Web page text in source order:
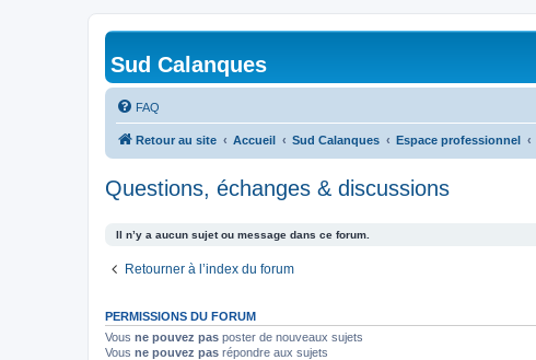
Sud Calanques
FAQ
Retour au site Accueil Sud Calanques Espace professionnel
Questions, échanges & discussions
Il n’y a aucun sujet ou message dans ce forum.
Retourner à l’index du forum
PERMISSIONS DU FORUM
Vous ne pouvez pas poster de nouveaux sujets
Vous ne pouvez pas répondre aux sujets